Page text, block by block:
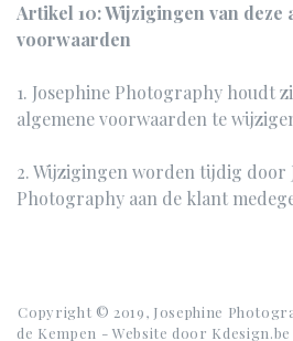
Artikel 10: Wijzigingen van deze
voorwaarden
1. Josephine Photography houdt
algemene voorwaarden te
2. Wijzigingen worden tijdig door
Photography aan de klant
Copyright © 2019, Josephine
de Kempen - Website door Kdesign.be